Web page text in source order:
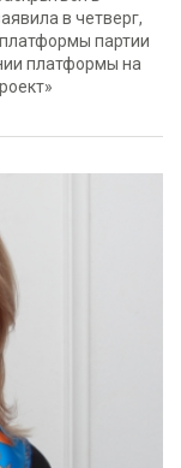
в четверг,
партии
платформы на